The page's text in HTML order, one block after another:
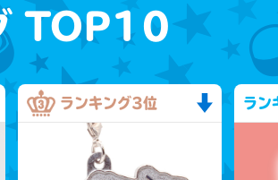
TOP10
ランキング3位 ラン